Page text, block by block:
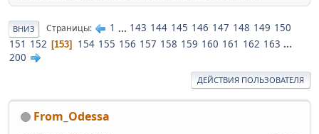
ВНИЗ Страницы 1 ... 143 144 145 146 147 148 149 150
151 152 153 154 155 156 157 158 159 160 161 162 163 ...
200
ДЕЙСТВИЯ ПОЛЬЗОВАТЕЛЯ
From_Odessa